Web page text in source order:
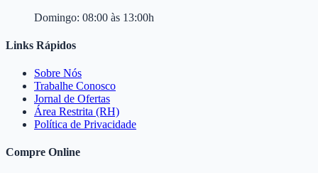
Domingo: 08:00 às 13:00h
Links Rápidos
Sobre Nós
Trabalhe Conosco
Jornal de Ofertas
Área Restrita (RH)
Política de Privacidade
Compre Online